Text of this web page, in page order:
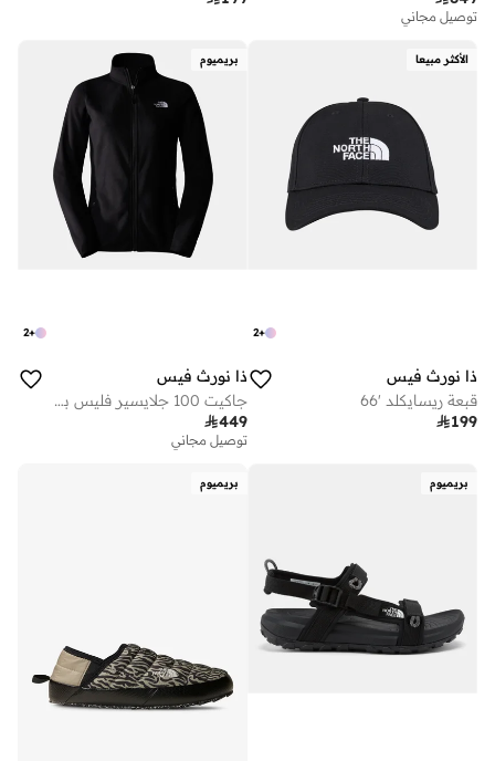
توصيل مجاني
الأكثر مبيعا
+
2
ذا نورث فيس
قبعة ريسايكلد '66
199
بريميوم
+
2
ذا نورث فيس
جاكيت 100 جلايسير فليس بسحاب كامل للنساء
449
توصيل مجاني
بريميوم بريميوم